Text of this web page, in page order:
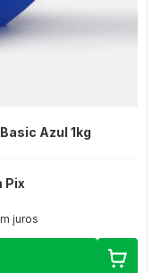
Azul 1kg
Pix
juros